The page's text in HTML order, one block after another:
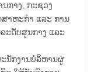
ນກາງ, ກະຊວງ
າຫະກໍາ ແລະ ການ
ະດັບສູນກາງ ແລະ
ະນັກງານບໍລິຫານຜູ່